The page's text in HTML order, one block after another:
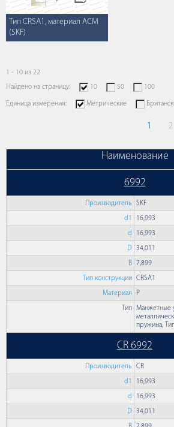
Тип CRSA1, материал ACM
(SKF)
1 - 10 из 22
Найдено на страницу:
10 50 100
Единица измерения: Метрические
1 2
Наименование
6992
Производитель SKF
d1 16,993
d 16,993
D 34,011
B 7,899
Тип конструкции CRSA1
Материал P
Тип Манжетные
пружина,
CR 6992
Производитель CR
d1 16,993
d 16,993
D 34,011